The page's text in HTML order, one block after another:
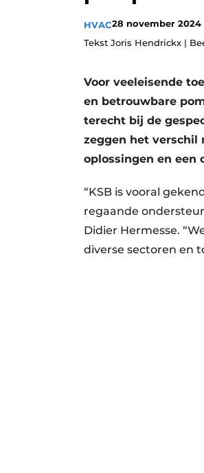
Vacatures
Aanmelden
Bedrijven
Contact
HVAC28 november 2024
Tekst Joris Hendrickx |
Voor veeleisende
en betrouwbare
terecht bij de
zeggen het verschil
oplossingen en een
“KSB is vooral
regaande
Didier Hermesse.
diverse sectoren en